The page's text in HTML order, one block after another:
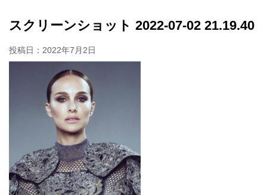
スクリーンショット 2022-07-02 21.19.40
投稿日： 2022年7月2日